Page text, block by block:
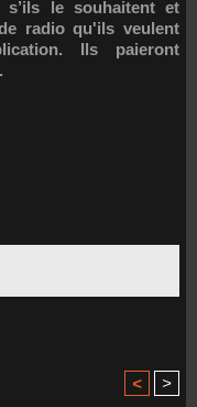
le souhaitent et
radio qu'ils veulent
Ils paieront
< >